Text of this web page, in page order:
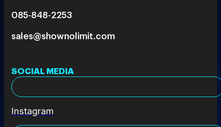
085-848-2253
sales@shownolimit.com
SOCIAL MEDIA
Instagram